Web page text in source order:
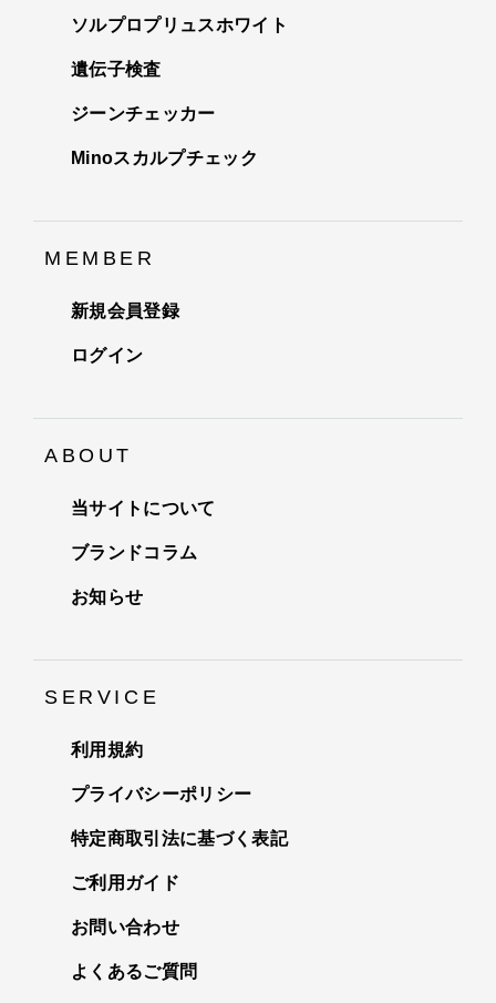
ソルプロプリュスホワイト
遺伝子検査
ジーンチェッカー
Minoスカルプチェック
MEMBER
新規会員登録
ログイン
ABOUT
当サイトについて
ブランドコラム
お知らせ
SERVICE
利用規約
プライバシーポリシー
特定商取引法に基づく表記
ご利用ガイド
お問い合わせ
よくあるご質問